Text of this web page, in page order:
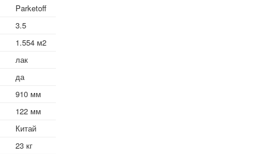
Parketoff
3.5
1.554 м2
лак
да
910 мм
122 мм
Китай
23 кг